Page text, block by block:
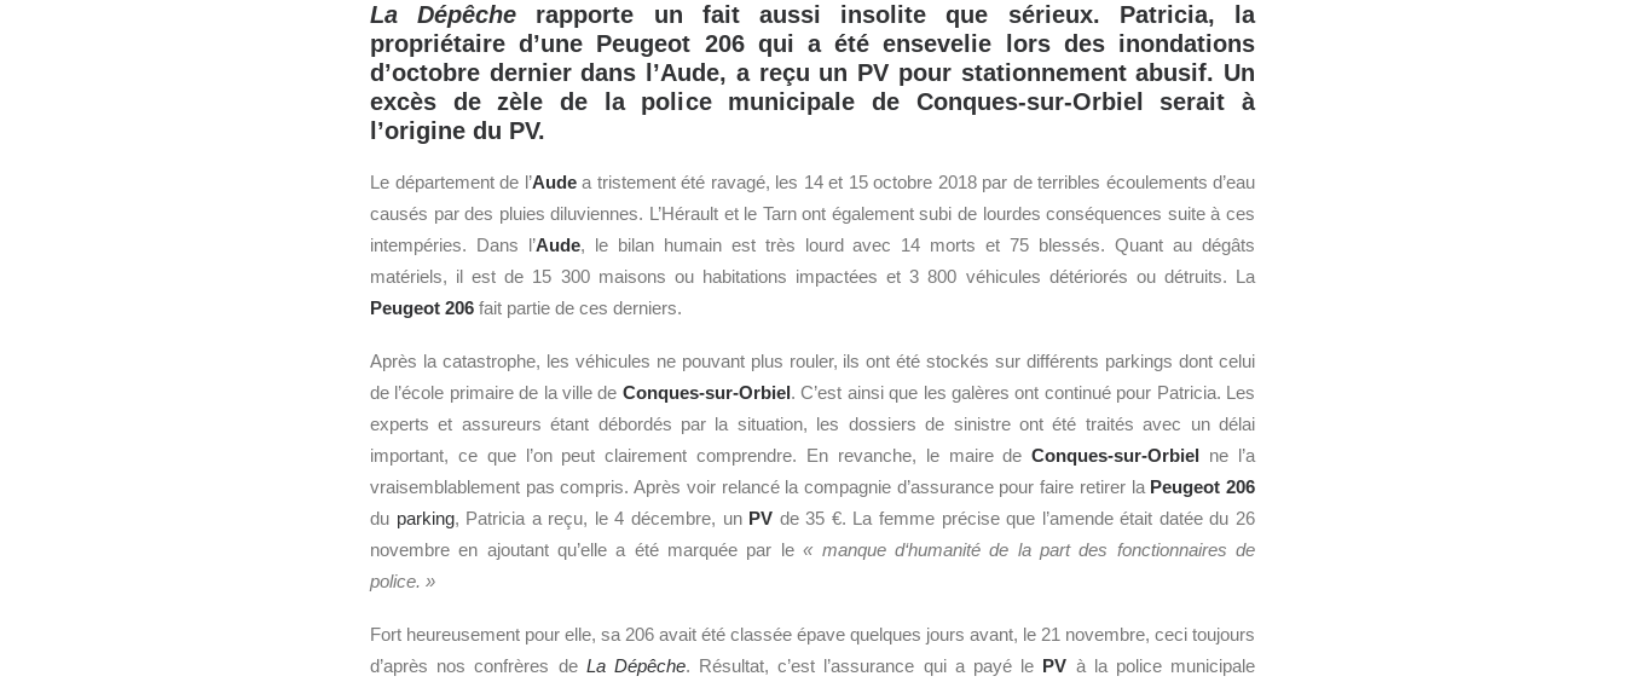
La Dépêche rapporte un fait aussi insolite que sérieux. Patricia, la
propriétaire d’une Peugeot 206 qui a été ensevelie lors des inondations
d’octobre dernier dans l’Aude, a reçu un PV pour stationnement abusif. Un
excès de zèle de la police municipale de Conques-sur-Orbiel serait à
l’origine du PV.
Le département de l’Audea tristement été ravagé, les 14 et 15 octobre 2018 par de terribles écoulements d’eau
causés par des pluies diluviennes. L’Hérault et le Tarn ont également subi de lourdes conséquences suite à ces
intempéries. Dans l’Aude, le bilan humain est très lourd avec 14 morts et 75 blessés. Quant au dégâts
matériels, il est de 15 300 maisons ou habitations impactées et 3 800 véhicules détériorés ou détruits. La
Peugeot 206 fait partie de ces derniers.
Après la catastrophe, les véhicules ne pouvant plus rouler, ils ont été stockés sur différents parkings dont celui
de l’école primaire de la ville de Conques-sur-Orbiel. C’est ainsi que les galères ont continué pour Patricia. Les
experts et assureurs étant débordés par la situation, les dossiers de sinistre ont été traités avec un délai
important, ce que l’on peut clairement comprendre. En revanche, le maire deConques-sur-Orbiel ne l’a
vraisemblablement pas compris. Après voir relancé la compagnie d’assurance pour faire retirer la Peugeot 206
du parking, Patricia a reçu, le 4 décembre, un PV de 35 €. La femme précise que l’amende était datée du 26
novembre en ajoutant qu’elle a été marquée par le« manque d‘humanité de la part des fonctionnaires de
police. »
Fort heureusement pour elle, sa 206 avait été classée épave quelques jours avant, le 21 novembre, ceci toujours
d’après nos confrères de La Dépêche. Résultat, c’est l’assurance qui a payé le PV à la police municipale